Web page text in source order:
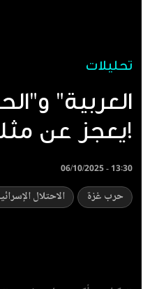
تحليلات
يعجز عن مثلها الشيطان!
06/10/2025 - 13:30
حرب غزة الاحتلال